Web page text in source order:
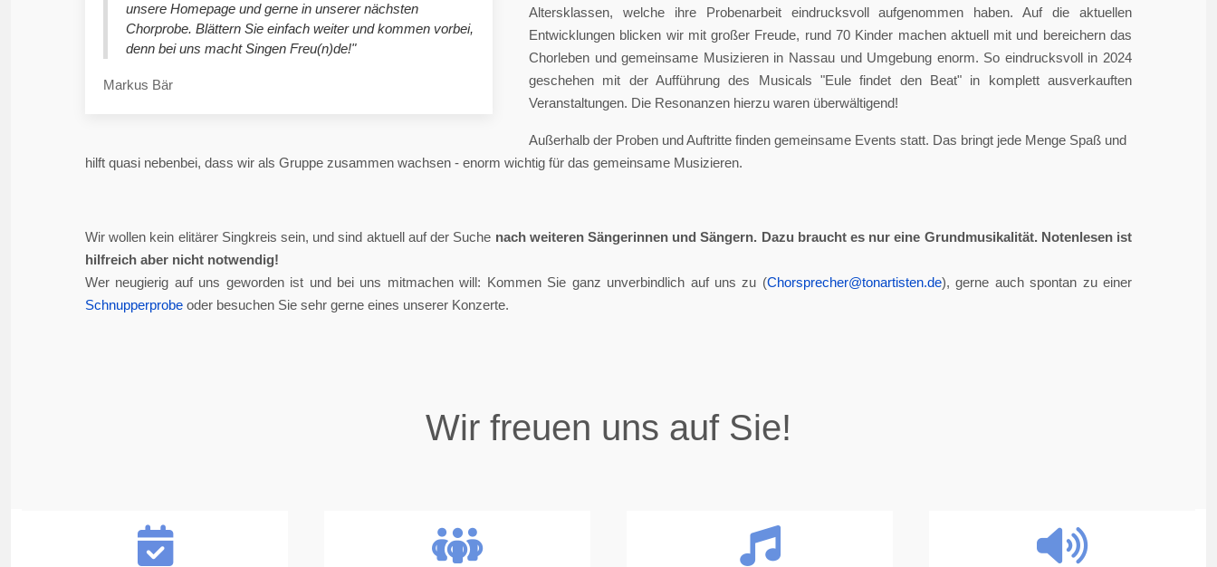
unsere Homepage und gerne in unserer nächsten
Chorprobe. Blättern Sie einfach weiter und kommen vorbei,
denn bei uns macht Singen Freu(n)de!"
Markus Bär
Altersklassen, welche ihre Probenarbeit eindrucksvoll aufgenommen haben. Auf die aktuellen
Entwicklungen blicken wir mit großer Freude, rund 70 Kinder machen aktuell mit und bereichern das
Chorleben und gemeinsame Musizieren in Nassau und Umgebung enorm. So eindrucksvoll in 2024
geschehen mit der Aufführung des Musicals "Eule findet den Beat" in komplett ausverkauften
Veranstaltungen. Die Resonanzen hierzu waren überwältigend!
Außerhalb der Proben und Auftritte finden gemeinsame Events statt. Das bringt jede Menge Spaß und
hilft quasi nebenbei, dass wir als Gruppe zusammen wachsen - enorm wichtig für das gemeinsame Musizieren.
Wir wollen kein elitärer Singkreis sein, und sind aktuell auf der Suche nach weiteren Sängerinnen und Sängern. Dazu braucht es nur eine Grundmusikalität. Notenlesen ist
hilfreich aber nicht notwendig!
Wer neugierig auf uns geworden ist und bei uns mitmachen will: Kommen Sie ganz unverbindlich auf uns zu (Chorsprecher@tonartisten.de), gerne auch spontan zu einer
Schnupperprobe oder besuchen Sie sehr gerne eines unserer Konzerte.
Wir freuen uns auf Sie!